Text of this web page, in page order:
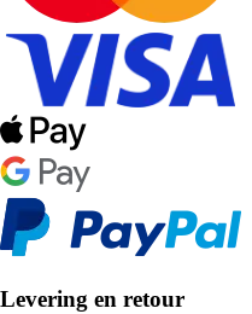
Levering en retour